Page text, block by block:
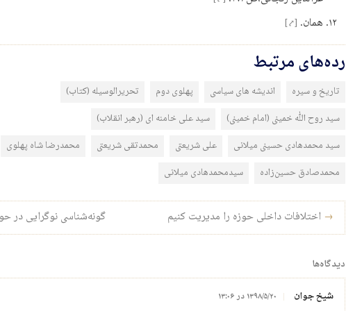
همان. [⤤]
رده‌های مرتبط
تاریخ و سیره اندیشه های سیاسی پهلوی دوم
تحریرالوسیله (کتاب)
سید روح الله خمینی (امام خمینی)
سید علی خامنه ای (رهبر انقلاب)
سید محمدهادی حسینی میلانی
علی شریعتی محمدتقی شریعتی
محمدرضا شاه پهلوی
محمدصادق حسین‌زاده
سیدمحمدهادی میلانی
راه‌بری نوشته
→ اختلافات داخلی حوزه را مدیریت کنیم گونه‌شناسی نوگرایی در
دیدگاه‌ها
شیخ جوان ۱۳۹۸/۵/۲۰ در ۱۳:۰۶